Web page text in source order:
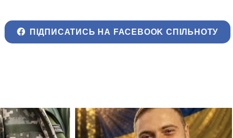
ПІДПИСАТИСЬ НА FACEBOOK СПІЛЬНОТУ